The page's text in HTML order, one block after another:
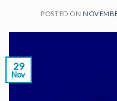
POSTED ON
29
Nov